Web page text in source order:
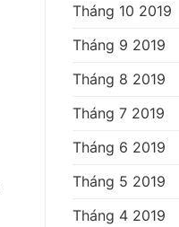
Tháng 10 2019
Tháng 9 2019
Tháng 8 2019
Tháng 7 2019
Tháng 6 2019
Tháng 5 2019
Tháng 4 2019